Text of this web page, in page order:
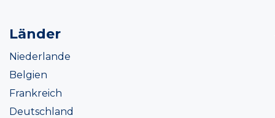
Länder
Niederlande
Belgien
Frankreich
Deutschland